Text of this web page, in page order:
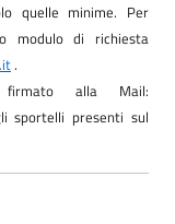
quelle minime. Per
modulo di richiesta
.
alla Mail:
sportelli presenti sul